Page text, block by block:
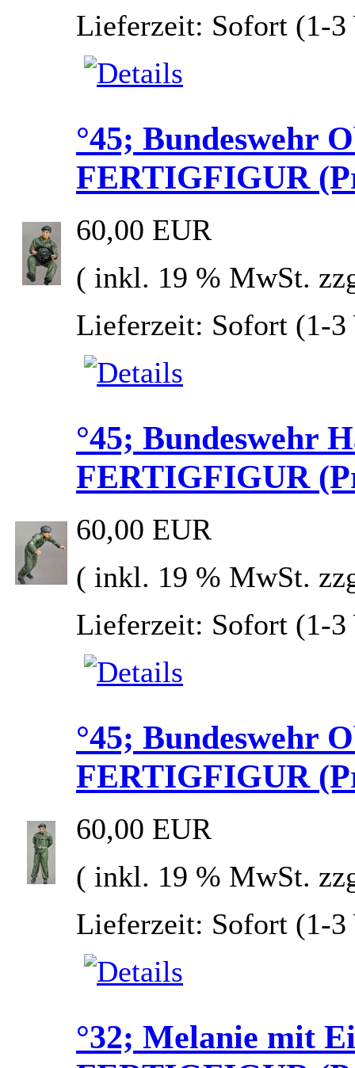
Lieferzeit: Sofort (1-3
°45; Bundeswehr
FERTIGFIGUR
60,00 EUR
( inkl. 19 % MwSt.
Lieferzeit: Sofort (1-3
°45; Bundeswehr
FERTIGFIGUR
60,00 EUR
( inkl. 19 % MwSt.
Lieferzeit: Sofort (1-3
°45; Bundeswehr
FERTIGFIGUR
60,00 EUR
( inkl. 19 % MwSt.
Lieferzeit: Sofort (1-3
°32; Melanie mit